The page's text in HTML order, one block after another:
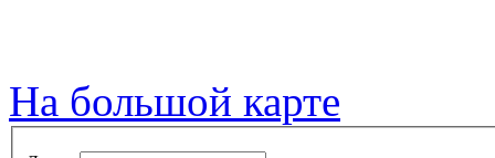
На большой карте